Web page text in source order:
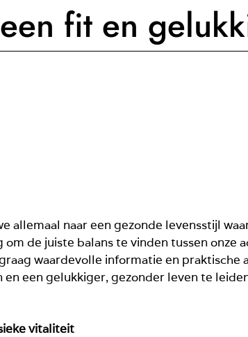
fit en
allemaal naar een gezonde levensstijl
om de juiste balans te vinden tussen onze
waardevolle informatie en praktische
een gelukkiger, gezonder leven te
vitaliteit